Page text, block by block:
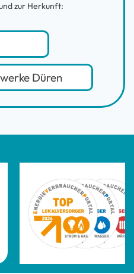
zur Herkunft:
Düren